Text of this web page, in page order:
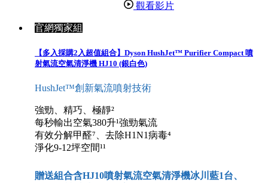
觀看影片
官網獨家組
【多入採購2入超值組合】Dyson HushJet™ Purifier Compact 噴
射氣流空氣清淨機 HJ10 (銀白色)
HushJet™創新氣流噴射技術
強勁、精巧、極靜²
每秒輸出空氣380升¹強勁氣流
有效分解甲醛⁷、去除H1N1病毒⁴
淨化9-12坪空間¹¹
贈送組合含HJ10噴射氣流空氣清淨機冰川藍1台、